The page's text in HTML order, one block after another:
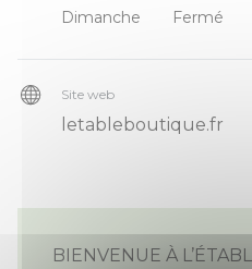
Dimanche
Fermé
Site web
letableboutique.fr
BIENVENUE À